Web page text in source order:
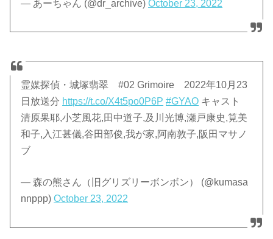
— あーちゃん (@dr_archive)October 23, 2022
霊媒探偵・城塚翡翠 #02 Grimoire 2022年10月23
日放送分 https://t.co/X4t5po0P6P #GYAO キャスト
清原果耶,小芝風花,田中道子,及川光博,瀬戸康史,筧美
和子,入江甚儀,谷田部俊,我が家,阿南敦子,阪田マサノ
ブ
— 森の熊さん（旧グリズリーボンボン） (@kumasa
nnppp)October 23, 2022